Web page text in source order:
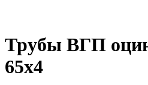
Трубы ВГП
65х4